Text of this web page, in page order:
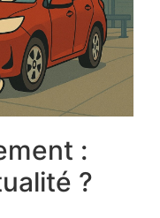
:
?